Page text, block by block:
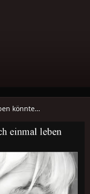
könnte…